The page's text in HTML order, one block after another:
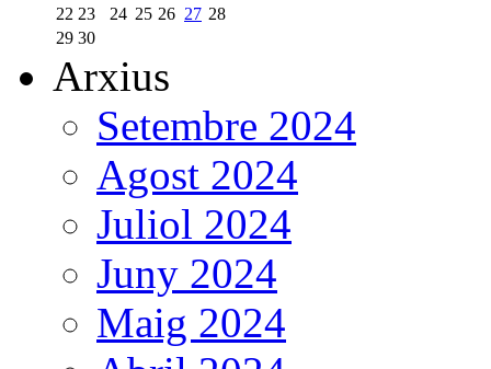
22 23 24 25 26 27 28
29 30
Arxius
Setembre 2024
Agost 2024
Juliol 2024
Juny 2024
Maig 2024